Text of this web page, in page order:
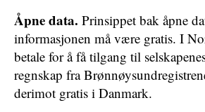
Åpne data. Prinsippet bak åpne
informasjonen må være gratis. I
betale for å få tilgang til
regnskap fra
derimot gratis i Danmark.